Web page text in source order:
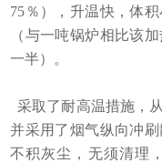
75％），升温快，体
（与一吨锅炉相比该
一半）。
采取了耐高温措施，
并采用了烟气纵向冲
不积灰尘，无须清理